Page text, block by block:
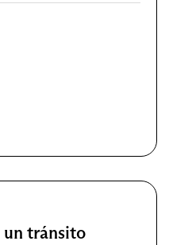
un tránsito